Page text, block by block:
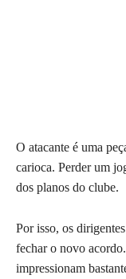
O atacante é uma
carioca. Perder um
dos planos do clube.
Por isso, os
fechar o novo
impressionam